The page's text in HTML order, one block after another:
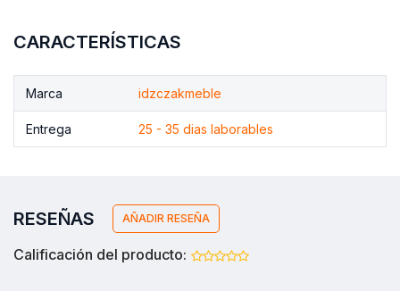
CARACTERÍSTICAS
Marca idzczakmeble
Entrega 25 - 35 dias laborables
RESEÑAS AÑADIR RESEÑA
Calificación del producto: